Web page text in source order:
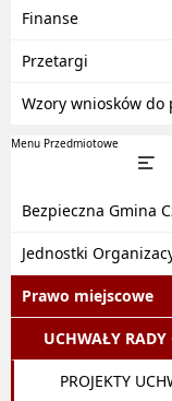
Finanse
Przetargi
Wzory wniosków do
Menu Przedmiotowe
Bezpieczna Gmina
Jednostki
Prawo miejscowe
UCHWAŁY
PROJEKTY